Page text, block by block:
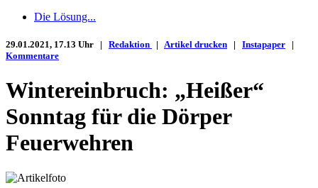
Die Lösung...
29.01.2021, 17.13 Uhr | Redaktion | Artikel drucken | Instapaper |
Kommentare
Wintereinbruch: „Heißer“
Sonntag für die Dörper
Feuerwehren